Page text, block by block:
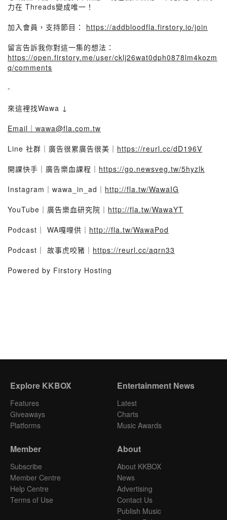
力在 Threads變成唯一！
加入會員，支持節目： https://addbloodfla.firstory.io/join
留言告訴我你對這一集的想法：
https://open.firstory.me/user/cklj26wat0dph0878lm4kozm
q/comments
-
來這裡找Wawa ↓
Email｜wawa@fla.com.tw
Line 社群｜廣告很累廣告很美｜ https://reurl.cc/dD196V
開課快手｜廣告樂血課程｜ https://go.newsveg.tw/5hyzlk
Instagram｜wawa_in_ad｜ http://fla.tw/WawaIG
YouTube｜廣告樂血研究院｜ http://fla.tw/WawaYT
Podcast｜ WA嘎哩供｜ http://fla.tw/WawaPod
Podcast｜ 故事虎咬豬｜ https://reurl.cc/aqrn33
Powered by Firstory Hosting
Explore KKBOX
Features
Giveaways
Platforms
Entertainment News
Latest
Charts
Music Awards
Member
Subscribe
Member Centre
Help Centre
Terms of Use
About
About KKBOX
News
Advertising
Contact Us
Publish Music